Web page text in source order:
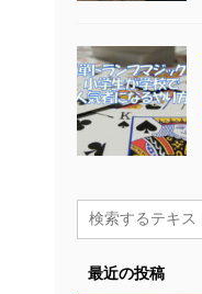
最近の投稿